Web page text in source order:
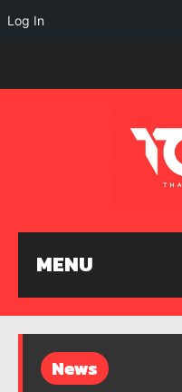
MENU
News
Log In